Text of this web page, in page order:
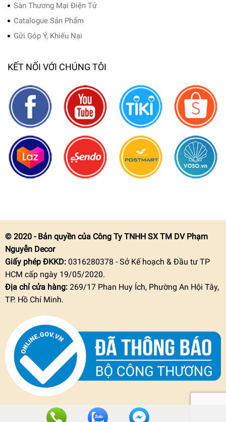
Sàn Thương Mại Điện Tử
Catalogue Sản Phẩm
Gửi Góp Ý, Khiếu Nại
KẾT NỐI VỚI CHÚNG TÔI
© 2020 - Bản quyền của Công Ty TNHH SX TM DV Phạm
Nguyễn Decor
Giấy phép ĐKKD:0316280378 - Sở Kế hoạch & Đầu tư TP
HCM cấp ngày 19/05/2020.
Địa chỉ cửa hàng: 269/17 Phan Huy Ích, Phường An Hội Tây,
TP. Hồ Chí Minh.